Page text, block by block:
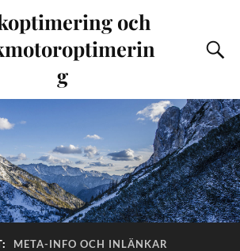
och
g
META-INFO OCH INLÄNKAR